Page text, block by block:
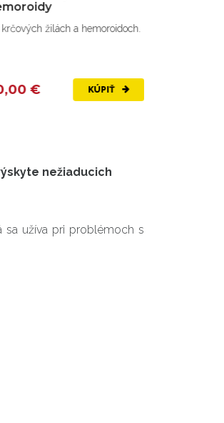
žilách a hemoroidoch. Kúra pri
nežiaducich
sa užíva pri problémoch s